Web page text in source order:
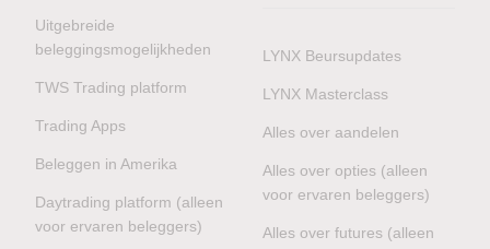
Uitgebreide
beleggingsmogelijkheden
TWS Trading platform
Trading Apps
Beleggen in Amerika
Daytrading platform (alleen
voor ervaren beleggers)
LYNX Beursupdates
LYNX Masterclass
Alles over aandelen
Alles over opties (alleen
voor ervaren beleggers)
Alles over futures (alleen